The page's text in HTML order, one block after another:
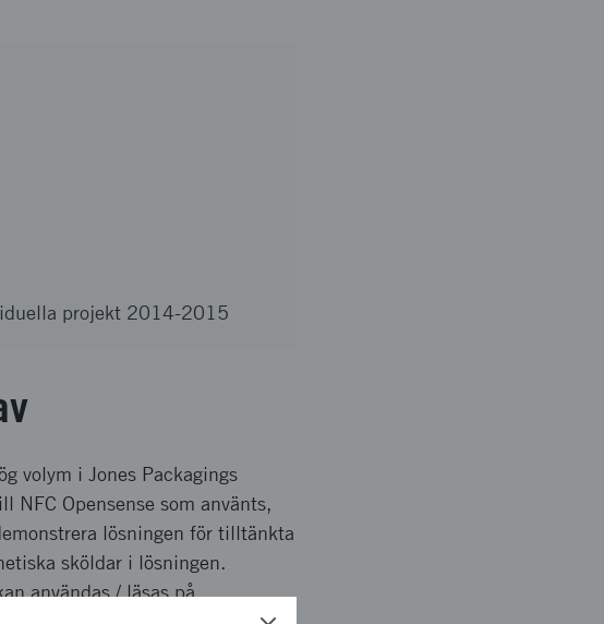
projekt 2014-2015
volym i Jones Packagings
Opensense som använts,
lösningen för tilltänkta
sköldar i lösningen.
användas / läsas på